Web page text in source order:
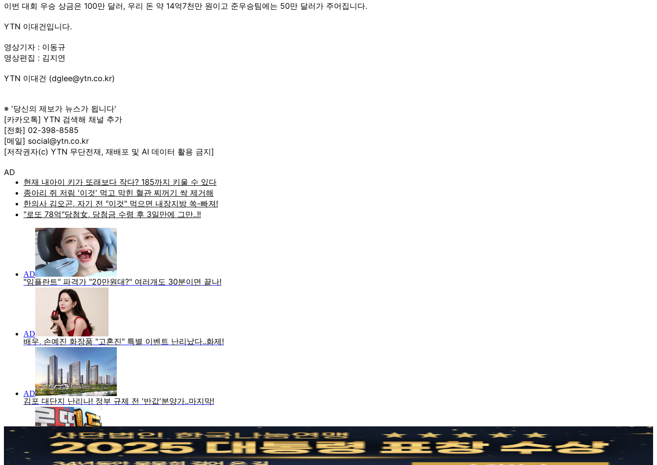
이번 대회 우승 상금은 100만 달러, 우리 돈 약 14억7천만 원이고 준우승팀에는 50만 달러가 주어집니다.
YTN 이대건입니다.
영상기자 : 이동규
영상편집 : 김지연
YTN 이대건 (dglee@ytn.co.kr)
※ '당신의 제보가 뉴스가 됩니다'
[카카오톡] YTN 검색해 채널 추가
[전화] 02-398-8585
[메일] social@ytn.co.kr
[저작권자(c) YTN 무단전재, 재배포 및 AI 데이터 활용 금지]
AD